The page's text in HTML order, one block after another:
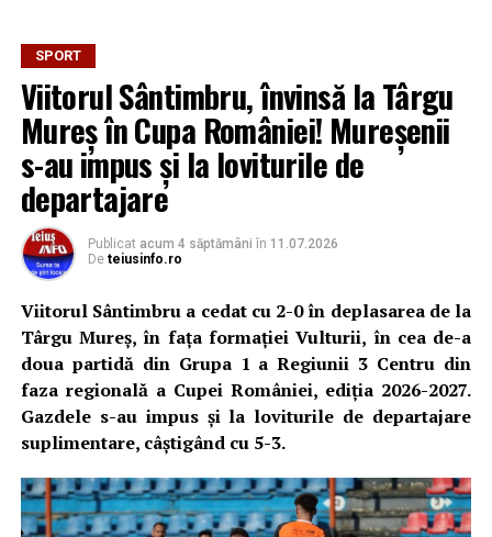
doar patru reprezentante: CSM Unirea Alba Iulia,
Metalurgistul Cugir, CS Universitar Alba Iulia și CIL Blaj.
Conducerea formației din Sântimbru susține că a
preferat să facă un pas înapoi, în loc să înceapă un
campionat fără garanția că îl poate duce la bun sfârșit.
„Este, fără îndoială, cea mai grea decizie pe care am luat-
o de când sunt implicat la Viitorul Sântimbru. Am
câștigat pe teren dreptul de a evolua în Liga 3, însă o
participare la acest nivel înseamnă și o responsabilitate
financiară uriașă. Din păcate, sprijinul promis nu s-a
concretizat, iar eu nu pot începe un campionat fără
garanția că vom putea duce sezonul până la capăt și că
jucătorii își vor primi drepturile pentru munca lor”, a
declarat președintele Adrian Hulea.
Acesta a precizat că obiectivul clubului rămâne
dezvoltarea unui proiect sustenabil.
SPORT
Viitorul Sântimbru, învinsă la Târgu
Mureș în Cupa României! Mureșenii
s-au impus și la loviturile de
departajare
Publicat acum 4 săptămâni în 11.07.2026
De teiusinfo.ro
Viitorul Sântimbru a cedat cu 2-0 în deplasarea de la
Târgu Mureș, în fața formației Vulturii, în cea de-a
doua partidă din Grupa 1 a Regiunii 3 Centru din
faza regională a Cupei României, ediția 2026-2027.
Gazdele s-au impus și la loviturile de departajare
suplimentare, câștigând cu 5-3.